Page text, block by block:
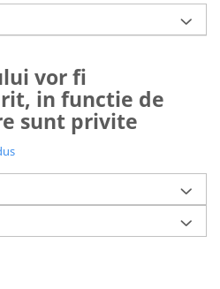
vor fi
in functie de
sunt privite